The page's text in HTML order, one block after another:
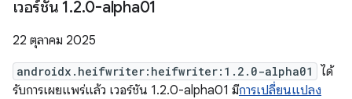
เวอร์ชัน 1.2.0-alpha01
22 ตุลาคม 2025
androidx.heifwriter:heifwriter:1.2.0-alpha01
ได้
รับการเผยแพร่แล้ว เวอร์ชัน 1.2.0-alpha01 มีการเปลี่ยนแปลง